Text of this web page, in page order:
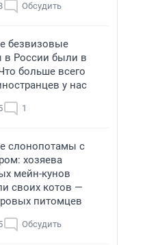
Обсудить
безвизовые
в России были в
больше всего
у нас
1
слонопотамы с
хозяева
мейн-кунов
своих котов —
питомцев
Обсудить